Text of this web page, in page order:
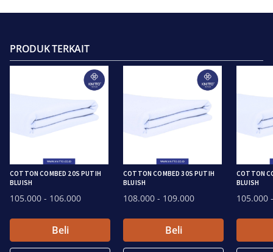
PRODUK TERKAIT
COTTON COMBED 20S PUTIH
BLUISH
105.000 - 106.000
Beli
COTTON COMBED 30S PUTIH
BLUISH
108.000 - 109.000
Beli
COTTON
BLUISH
105.000